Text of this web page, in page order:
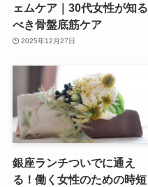
ェムケア｜30代女性が知る
べき骨盤底筋ケア
2025年12月27日
銀座ランチついでに通え
る！働く女性のための時短